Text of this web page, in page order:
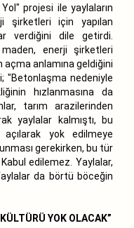
projesi ile yaylaların
şirketleri için yapılan
verdiğini dile getirdi.
enerji şirketleri
anlamına geldiğini
"Betonlaşma nedeniyle
hızlanmasına da
tarım arazilerinden
yaylalar kalmıştı, bu
yok edilmeye
gerekirken, bu tür
Kabul edilemez. Yaylalar,
da börtü böceğin
YOK OLACAK”